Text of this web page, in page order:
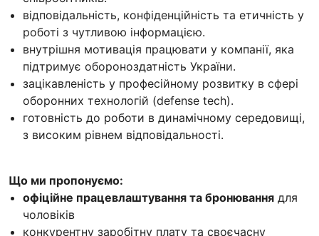
відповідальність, конфіденційність та етичність у
роботі з чутливою інформацією.
внутрішня мотивація працювати у компанії, яка
підтримує обороноздатність України.
зацікавленість у професійному розвитку в сфері
оборонних технологій (defense tech).
готовність до роботи в динамічному середовищі,
з високим рівнем відповідальності.
Що ми пропонуємо:
офіційне працевлаштування та бронювання для
чоловіків
конкурентну заробітну плату та своєчасну